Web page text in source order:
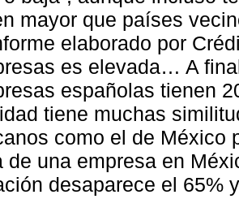
mayor que países
elaborado por
es elevada… A
españolas tienen
tiene muchas
como el de México
de una empresa en
desaparece el 65%